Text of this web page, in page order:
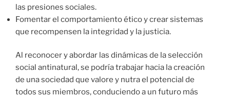
las presiones sociales.
Fomentar el comportamiento ético y crear sistemas
que recompensen la integridad y la justicia.
Al reconocer y abordar las dinámicas de la selección
social antinatural, se podría trabajar hacia la creación
de una sociedad que valore y nutra el potencial de
todos sus miembros, conduciendo a un futuro más